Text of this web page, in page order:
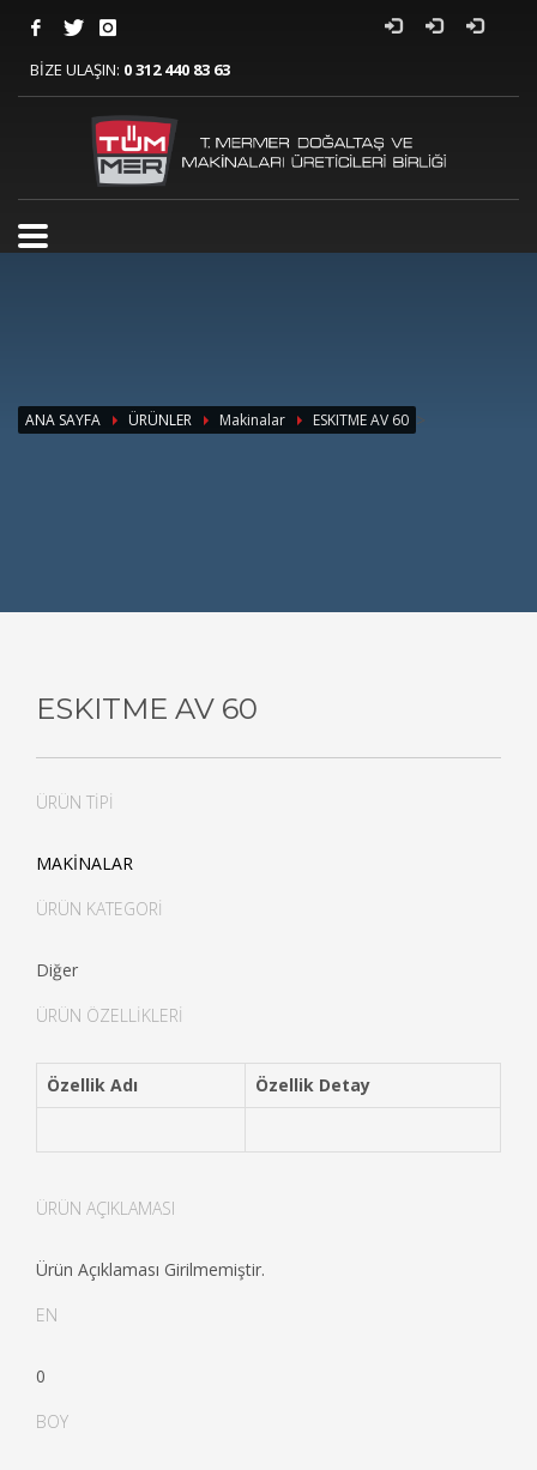
BİZE ULAŞIN: 0 312 440 83 63
ANA SAYFA ÜRÜNLER Makinalar ESKITME AV 60 >
ESKITME AV 60
ÜRÜN TİPİ
MAKİNALAR
ÜRÜN KATEGORİ
Diğer
ÜRÜN ÖZELLİKLERİ
Özellik Adı Özellik Detay
ÜRÜN AÇIKLAMASI
Ürün Açıklaması Girilmemiştir.
EN
0
BOY